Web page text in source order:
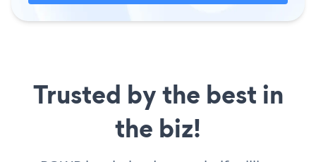
Trusted by the best in
the biz!